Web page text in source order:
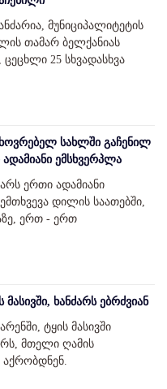
მუნიციპალიტეტის
თამარ ბელქანიას
25 სხვადასხვა
სახლში გაჩენილ
ემსხვერპლა
ერთი ადამიანი
დილის საათებში,
ერთ - ერთ
მასივში, ხანძარს ებრძვიან
ტყის მასივში
მთელი ღამის
აქრობდნენ.